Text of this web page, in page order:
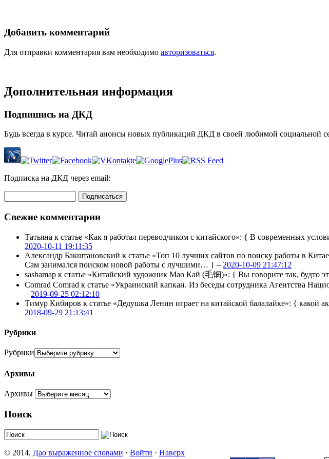
Добавить комментарий
Для отправки комментария вам необходимо авторизоваться.
Дополнительная информация
Подпишись на ДКД
Будь всегда в курсе. Читай анонсы новых публикаций ДКД в своей любимой социальной
Подписка на ДКД через email:
Свежие комментарии
Татьяна к статье «Как я работал переводчиком с китайского»: { В современных
2020-10-11 19:11:35
Александр Бакштановский к статье «Топ 10 лучших сайтов по поиску работы в
Сам занимался поиском новой работы с лучшими… } – 2020-10-09 21:47:12
sashamap к статье «Китайский художник Мао Кай (毛锎)»: { Вы говорите так, будто
Comrad Comrad к статье «Украинский капкан. Из беседы сотрудника Агентства
– 2019-09-25 02:12:10
Тимур Кибиров к статье «Дедушка Ленин играет на китайской балалайке»: { какой
2018-09-29 21:13:41
Рубрики
Рубрики
Архивы
Архивы
Поиск
© 2014, Дао выраженное словами · Войти · Наверх